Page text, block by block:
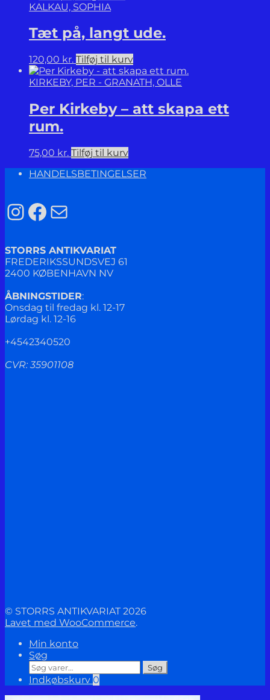
KALKAU, SOPHIA
Tæt på, langt ude.
120,00 kr. Tilføj til kurv
KIRKEBY, PER - GRANATH, OLLE
Per Kirkeby – att skapa ett
rum.
75,00 kr. Tilføj til kurv
HANDELSBETINGELSER
Instagram
Facebook
Mail
STORRS ANTIKVARIAT
FREDERIKSSUNDSVEJ 61
2400 KØBENHAVN NV
ÅBNINGSTIDER:
Onsdag til fredag kl. 12-17
Lørdag kl. 12-16
+4542340520
CVR: 35901108
© STORRS ANTIKVARIAT 2026
Lavet med WooCommerce.
Min konto
Søg
Søg
efter:
Søg
Indkøbskurv 0